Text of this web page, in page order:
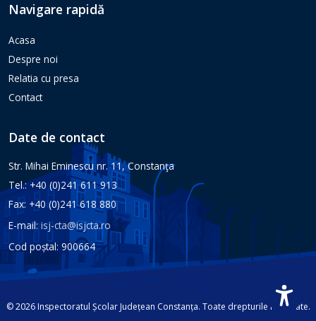
Navigare rapidă
Acasa
Despre noi
Relatia cu presa
Contact
Date de contact
Str. Mihai Eminescu nr. 11, Constanţa
Tel.: +40 (0)241 611 913
Fax: +40 (0)241 618 880
E-mail:isj-cta@isjcta.ro
Cod poștal: 900664
© 2026 Inspectoratul Școlar Județean Constanța. Toate drepturile rezervate.